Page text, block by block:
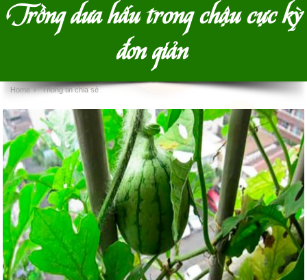
Trồng dưa hấu trong chậu cực kỳ
đơn giản
Home › Thông tin chia sẻ